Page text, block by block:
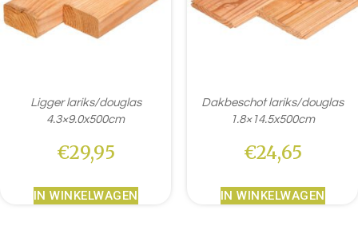
Ligger lariks/douglas
4.3×9.0x500cm
€29,95
IN WINKELWAGEN
Dakbeschot lariks/douglas
1.8×14.5x500cm
€24,65
IN WINKELWAGEN